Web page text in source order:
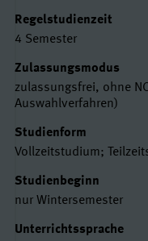
Regelstudienzeit
4 Semester
Zulassungsmodus
zulassungsfrei, ohne
Auswahlverfahren)
Studienform
Vollzeitstudium;
Studienbeginn
nur Wintersemester
Unterrichtssprache